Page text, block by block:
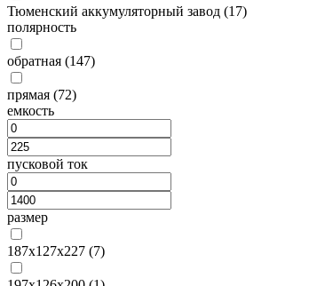
Тюменский аккумуляторный завод (17)
полярность
обратная (147)
прямая (72)
емкость
пусковой ток
размер
187х127х227 (7)